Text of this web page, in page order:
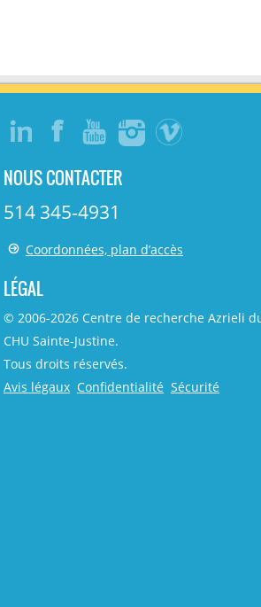
NOUS CONTACTER
514 345-4931
Coordonnées, plan d’accès
LÉGAL
© 2006-2026Centre de recherche Azrieli
CHU Sainte-Justine.
Tous droits réservés.
Avis légaux Confidentialité Sécurité